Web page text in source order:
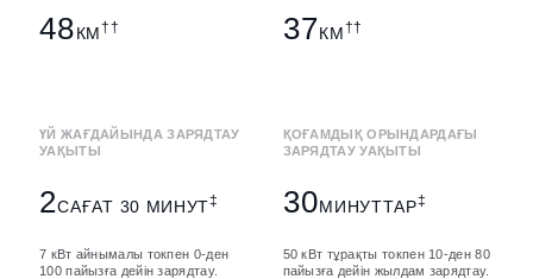
48КМ†† 37КМ††
ҮЙ ЖАҒДАЙЫНДА ЗАРЯДТАУ
УАҚЫТЫ
2САҒАТ 30 МИНУТ‡
7 кВт айнымалы токпен 0-ден
100 пайызға дейін зарядтау.
ҚОҒАМДЫҚ ОРЫНДАРДАҒЫ
ЗАРЯДТАУ УАҚЫТЫ
30МИНУТТАР‡
50 кВт тұрақты токпен 10-ден 80
пайызға дейін жылдам зарядтау.